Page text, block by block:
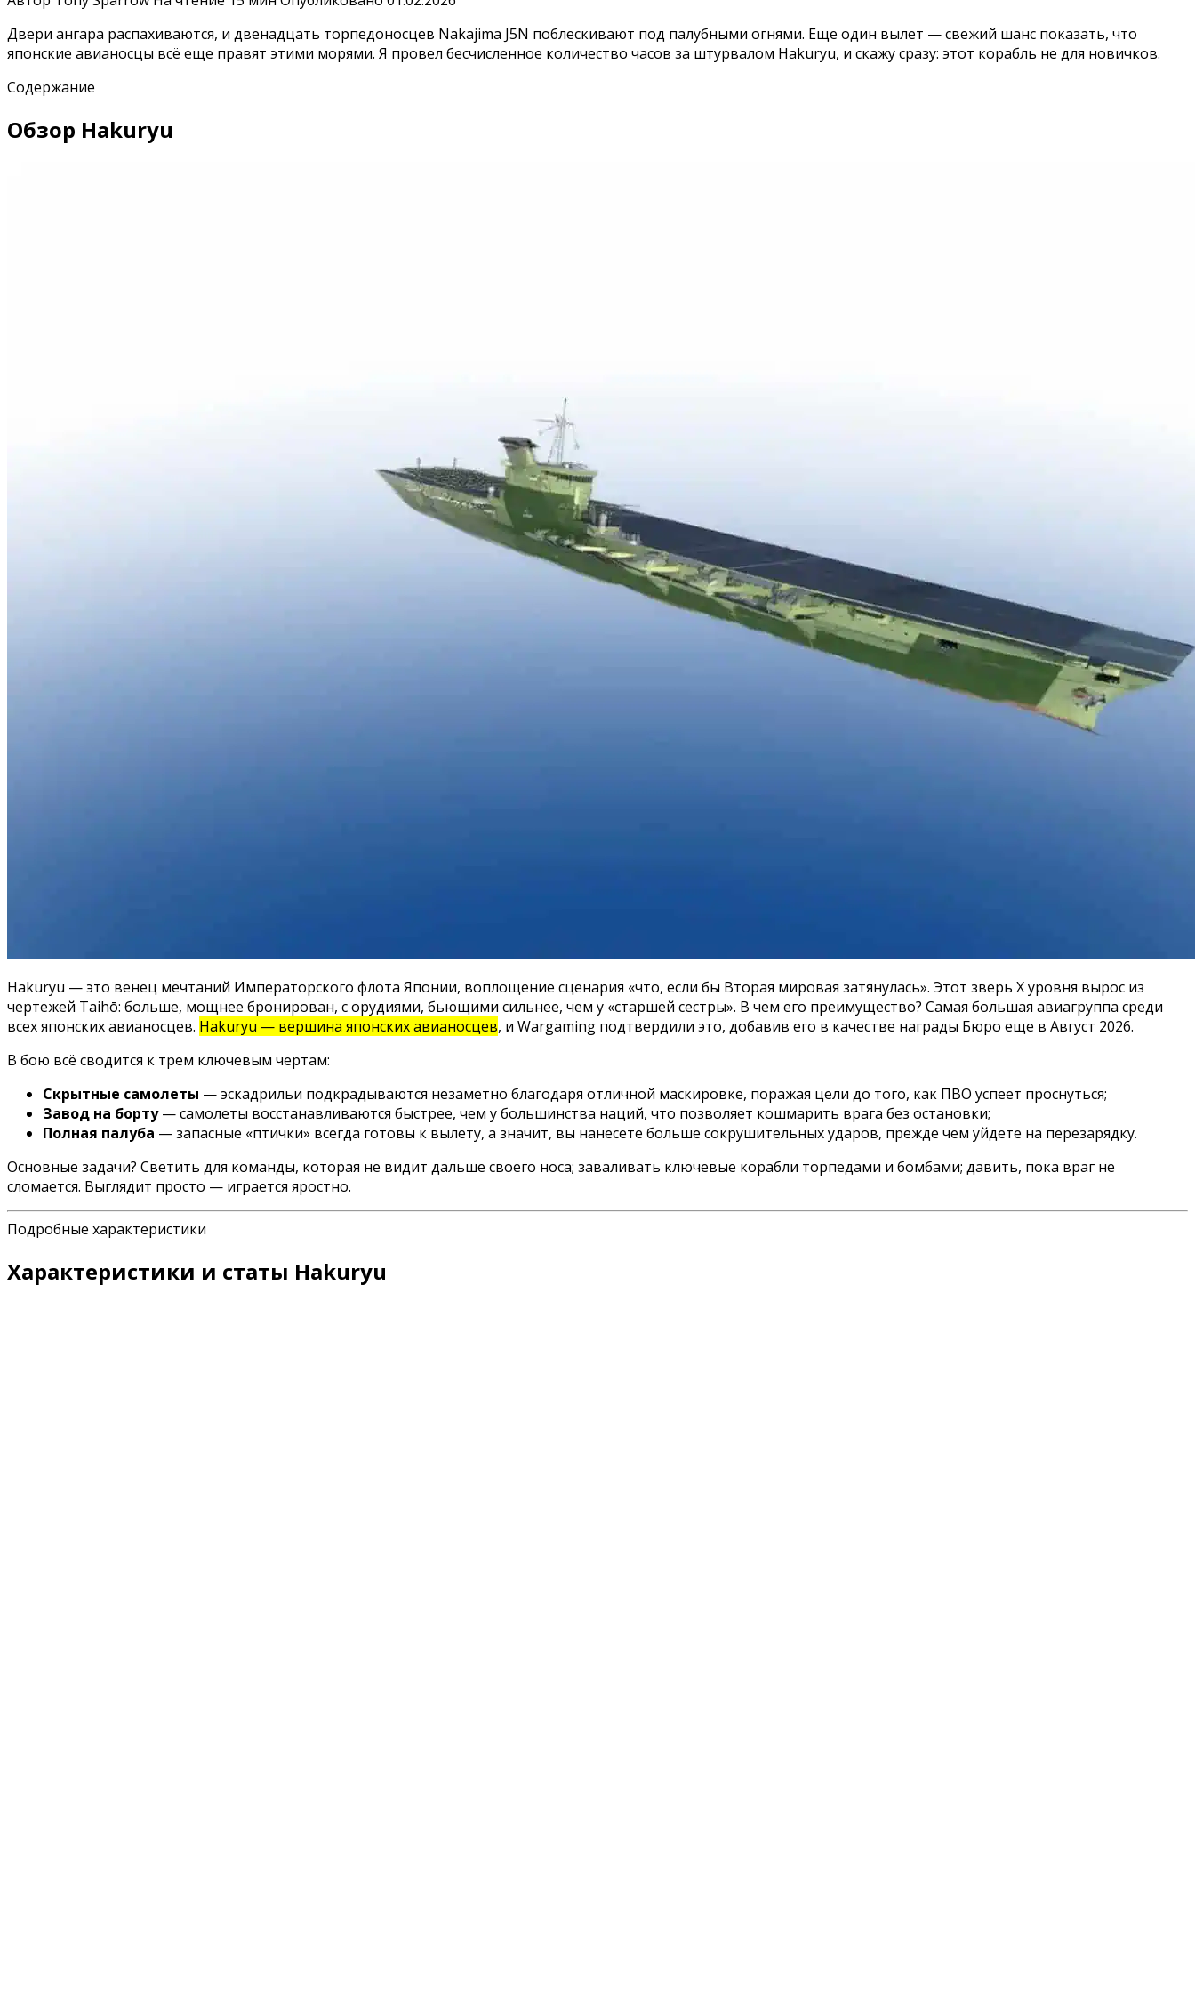
Двери ангара распахиваются, и двенадцать торпедоносцев Nakajima J5N поблескивают под палубными огнями. Еще один вылет — свежий шанс показать, что
японские авианосцы всё еще правят этими морями. Я провел бесчисленное количество часов за штурвалом Hakuryu, и скажу сразу: этот корабль не для новичков.
Содержание
Обзор Hakuryu
Hakuryu — это венец мечтаний Императорского флота Японии, воплощение сценария «что, если бы Вторая мировая затянулась». Этот зверь X уровня вырос из
чертежей Taihō: больше, мощнее бронирован, с орудиями, бьющими сильнее, чем у «старшей сестры». В чем его преимущество? Самая большая авиагруппа среди
всех японских авианосцев. Hakuryu — вершина японских авианосцев, и Wargaming подтвердили это, добавив его в качестве награды Бюро еще в Август 2026.
В бою всё сводится к трем ключевым чертам:
Скрытные самолеты — эскадрильи подкрадываются незаметно благодаря отличной маскировке, поражая цели до того, как ПВО успеет проснуться;
Завод на борту— самолеты восстанавливаются быстрее, чем у большинства наций, что позволяет кошмарить врага без остановки;
Полная палуба — запасные «птички» всегда готовы к вылету, а значит, вы нанесете больше сокрушительных ударов, прежде чем уйдете на перезарядку.
Основные задачи? Светить для команды, которая не видит дальше своего носа; заваливать ключевые корабли торпедами и бомбами; давить, пока враг не
сломается. Выглядит просто — играется яростно.
Подробные характеристики
Характеристики и статы Hakuryu